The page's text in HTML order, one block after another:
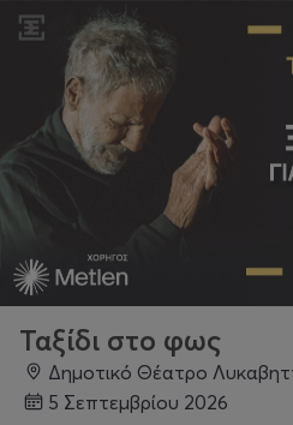
Ταξίδι στο φως
Δημοτικό Θέατρο
5 Σεπτεμβρίου 2026